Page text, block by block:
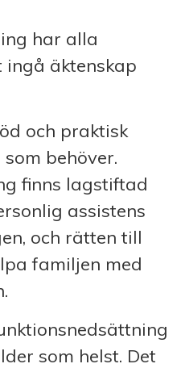
har alla
äktenskap
och praktisk
behöver.
finns lagstiftad
assistens
och rätten till
familjen med
som helst. Det